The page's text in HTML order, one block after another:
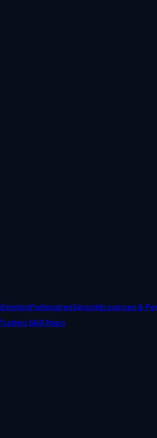
EmploisPartenairesSécuritéLicences &
Skill Repo